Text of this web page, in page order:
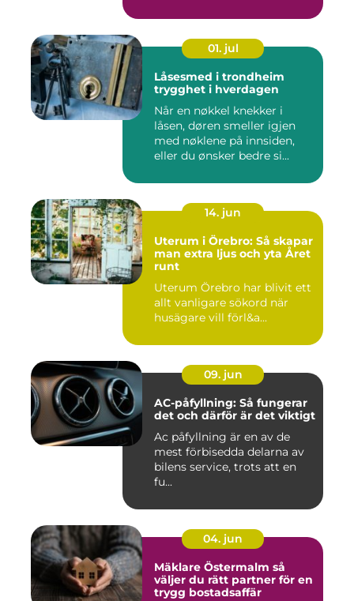
01. jul
Låsesmed i trondheim
trygghet i hverdagen
Når en nøkkel knekker i
låsen, døren smeller igjen
med nøklene på innsiden,
eller du ønsker bedre si...
14. jun
Uterum i Örebro: Så skapar
man extra ljus och yta Året
runt
Uterum Örebro har blivit ett
allt vanligare sökord när
husägare vill förl&a...
09. jun
AC-påfyllning: Så fungerar
det och därför är det viktigt
Ac påfyllning är en av de
mest förbisedda delarna av
bilens service, trots att en
fu...
04. jun
Mäklare Östermalm så
väljer du rätt partner för en
trygg bostadsaffär